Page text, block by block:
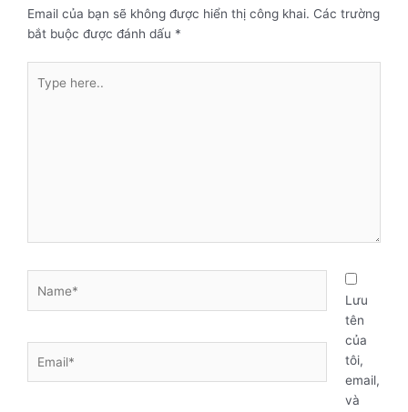
Email của bạn sẽ không được hiển thị công khai. Các trường
bắt buộc được đánh dấu *
here..
Lưu
tên
của
tôi,
email,
và